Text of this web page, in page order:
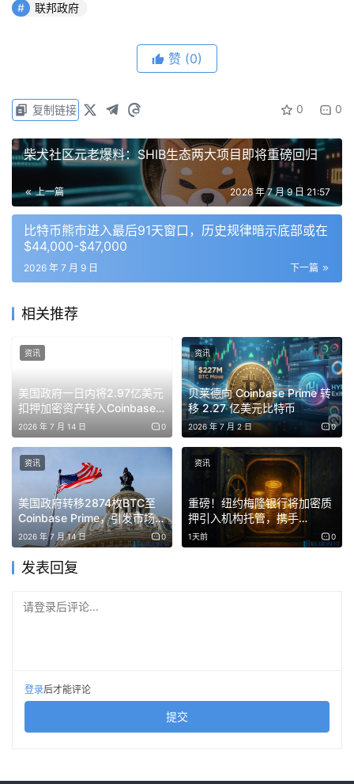
联邦政府
赞 (0)
0 0
复制链接
柴犬社区元老爆料：SHIB生态两大项目即将重磅回归
上一篇 2026 年 7 月 9 日 21:57
比特币熊市进入最后91天窗口，历史规律暗示底部或在
$44,000-$47,000
下一篇
2026 年 7 月 9 日
相关推荐
美国政府一日内将2.97亿美元
扣押加密资产转入Coinbase
Prime
2026 年 7 月 14 日 0
资讯
贝莱德向 Coinbase Prime 转
移 2.27 亿美元比特币
2026 年 7 月 2 日 0
资讯
美国政府转移2874枚BTC至
Coinbase Prime，引发市场抛
售担忧
2026 年 7 月 14 日 0
资讯
重磅！纽约梅隆银行将加密质
押引入机构托管，携手
Galaxy
1天前 0
资讯
发表回复
请登录后评论...
登录后才能评论
提交